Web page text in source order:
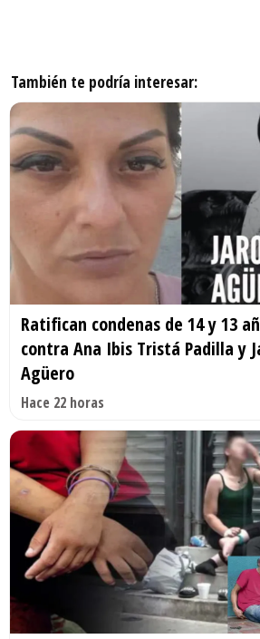
También te podría interesar:
Ratifican condenas de 14 y 13
contra Ana Ibis Tristá Padilla y
Agüero
Hace 22 horas